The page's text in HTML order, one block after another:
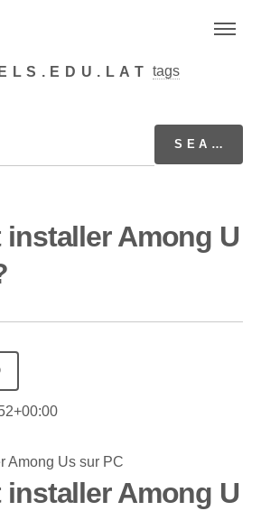
tags
installer Among U
installer Among U